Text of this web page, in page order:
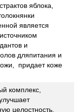
яблока,
является
и
дляпитания и
придает коже
комплекс,
целостность,